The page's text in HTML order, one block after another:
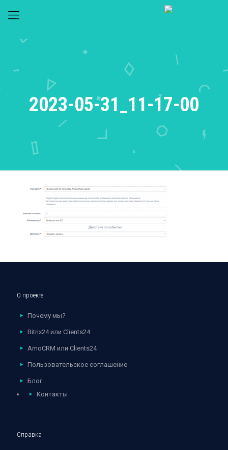
2023-05-31_11-17-00
О проекте
Почему мы?
Bitrix24 или Clients24
AmoCRM или Clients24
Пользовательское соглашение
Блог
Контакты
Справка